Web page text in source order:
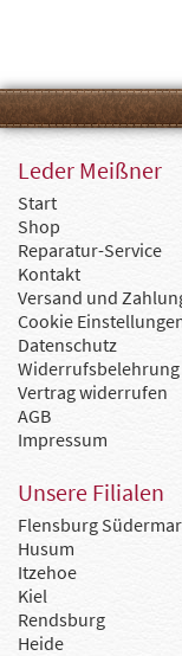
Leder Meißner
Start
Shop
Reparatur-Service
Kontakt
Versand und
Cookie
Datenschutz
Widerrufsbelehrung
Vertrag widerrufen
AGB
Impressum
Unsere Filialen
Flensburg
Husum
Itzehoe
Kiel
Rendsburg
Heide